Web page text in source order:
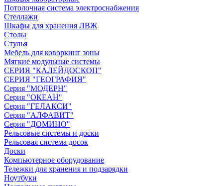
Потолочная система электроснабжения
Стеллажи
Шкафы для хранения ЛВЖ
Столы
Стулья
Мебель для коворкинг зоны
Мягкие модульные системы
СЕРИЯ "КАЛЕЙДОСКОП"
СЕРИЯ "ГЕОГРАФИЯ"
Серия "МОДЕРН"
Серия "ОКЕАН"
Серия "ГЕЛАКСИ"
Серия "АЛФАВИТ"
Серия "ДОМИНО"
Рельсовые системы и доски
Рельсовая система досок
Доски
Компьютерное оборудование
Тележки для хранения и подзарядки
Ноутбуки